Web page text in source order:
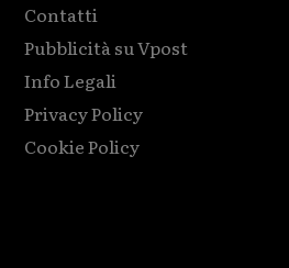
Contatti
Pubblicità su Vpost
Info Legali
Privacy Policy
Cookie Policy